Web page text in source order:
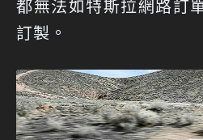
都無法如特斯拉網路訂
訂製。